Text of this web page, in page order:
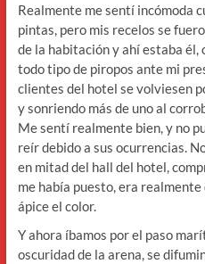
Realmente me sentí incómoda
pintas, pero mis recelos se
de la habitación y ahí estaba él,
todo tipo de piropos ante mi
clientes del hotel se volviesen
y sonriendo más de uno al
Me sentí realmente bien, y no
reír debido a sus ocurrencias.
en mitad del hall del hotel,
me había puesto, era realmente
ápice el color.
Y ahora íbamos por el paso
oscuridad de la arena, se